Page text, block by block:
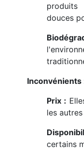
produits
douces
Inconvénients
Prix :
les
certains